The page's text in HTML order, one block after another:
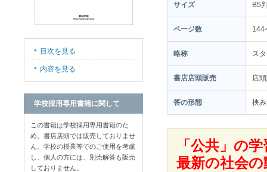
サイズ B5
ページ数 144
略称 ス
書店店頭販売 店
答の形態 挟
「公共」の
最新の社会
目次を見る
内容を見る
学校採用専用書籍に関して
この書籍は学校採用専用書籍のた
め、書店店頭では販売しておりませ
ん。学校の授業等でのご使用を考慮
し、個人の方には、別売解答も販売
しておりません。